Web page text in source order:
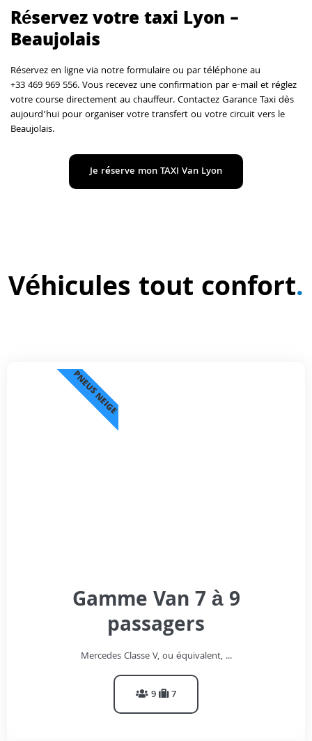
Réservez votre taxi Lyon –
Beaujolais
Réservez en ligne via notre formulaire ou par téléphone au
+33 469 969 556. Vous recevez une confirmation par e-mail et réglez
votre course directement au chauffeur. Contactez Garance Taxi dès
aujourd’hui pour organiser votre transfert ou votre circuit vers le
Beaujolais.
Je réserve mon TAXI Van Lyon
Véhicules tout confort.
Gamme Van 7 à 9
passagers
Mercedes Classe V, ou équivalent, ...
9 7
PNEUS NEIGE